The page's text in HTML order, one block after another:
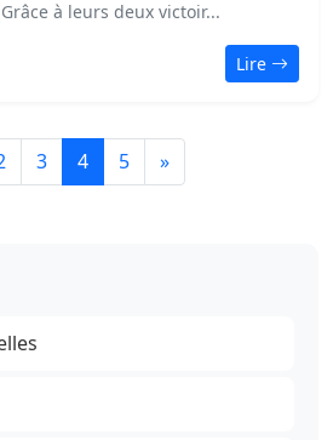
à leurs deux victoir...
Lire
3 4(page actuelle)
5 »